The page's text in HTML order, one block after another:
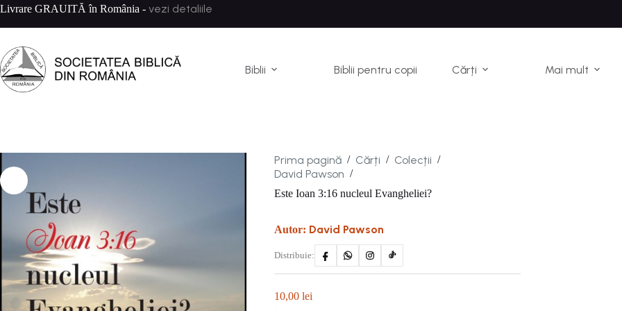
Sari
conținut
Livrare GRAUITĂ în România - vezi detaliile
Biblii Biblii pentru copii Cărți Mai mult
Prima pagină / Cărți / Colecții /
David Pawson /
Este Ioan 3:16 nucleul Evangheliei?
Autor: David Pawson
Distribuie:
10,00 lei